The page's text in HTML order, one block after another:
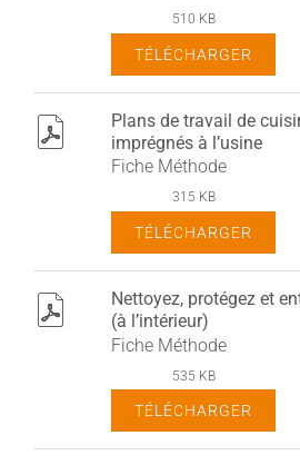
510 KB
TÉLÉCHARGER
pdfPlans de travail de
imprégnés à l’usine
Fiche Méthode
315 KB
TÉLÉCHARGER
pdfNettoyez, protégez et
(à l’intérieur)
Fiche Méthode
535 KB
TÉLÉCHARGER